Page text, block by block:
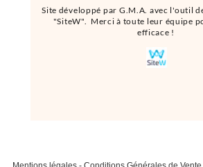
Site développé par G.M.A. avec l'outil
"SiteW". Merci à toute leur équipe
efficace !